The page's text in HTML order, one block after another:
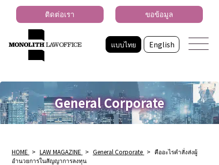
แบบไทย English
ติดต่อเรา ขอข้อมูล
General Corporate
HOME > LAW MAGAZINE > General Corporate > คืออะไรคำสั่งส่งผู้
อำนวยการในสัญญาการลงทุน